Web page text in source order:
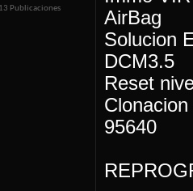
13 Publicaciones
AirBag
Solucion
DCM3.5
Reset
95640